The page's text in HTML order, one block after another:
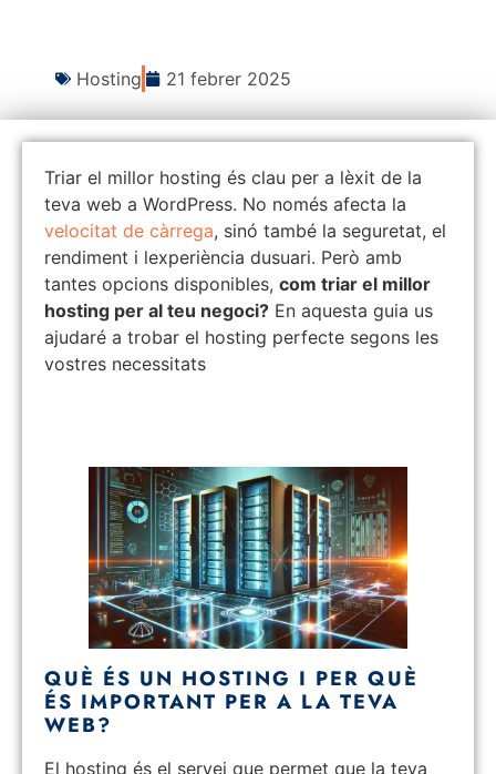
Hosting 21 febrer 2025
Triar el millor hosting és clau per a lèxit de la
teva web a WordPress. No només afecta la
velocitat de càrrega, sinó també la seguretat, el
rendiment i lexperiència dusuari. Però amb
tantes opcions disponibles, com triar el millor
hosting per al teu negoci? En aquesta guia us
ajudaré a trobar el hosting perfecte segons les
vostres necessitats
QUÈ ÉS UN HOSTING I PER QUÈ
ÉS IMPORTANT PER A LA TEVA
WEB?
El hosting és el servei que permet que la teva